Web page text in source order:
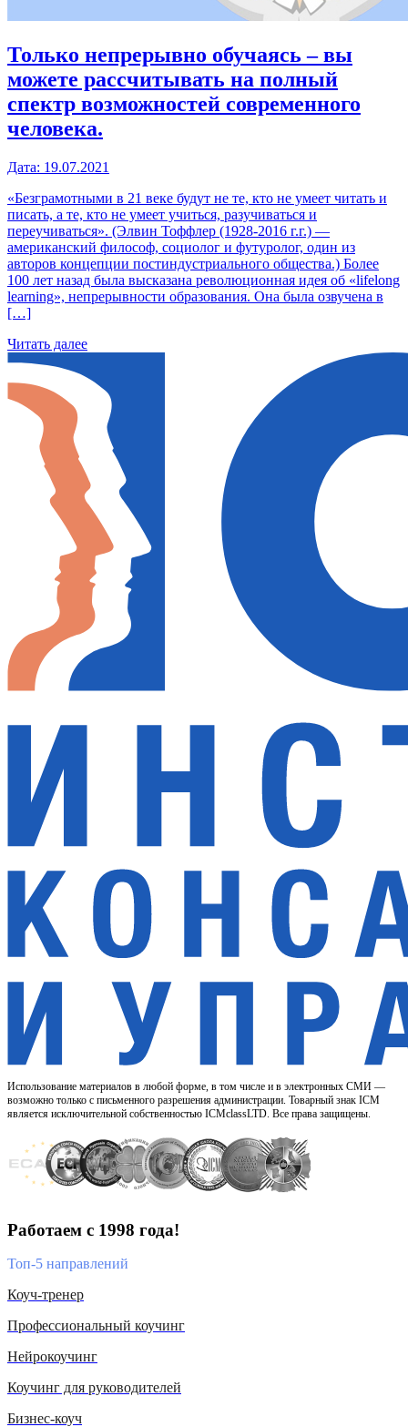
Только непрерывно обучаясь – вы
можете рассчитывать на полный
спектр возможностей современного
человека.
Дата: 19.07.2021
«Безграмотными в 21 веке будут не те, кто не умеет читать и
писать, а те, кто не умеет учиться, разучиваться и
переучиваться». (Элвин Тоффлер (1928-2016 г.г.) —
американский философ, социолог и футуролог, один из
авторов концепции постиндустриального общества.) Более
100 лет назад была высказана революционная идея об «lifelong
learning», непрерывности образования. Она была озвучена в
[…]
Читать далее
Использование материалов в любой форме, в том числе и в электронных СМИ —
возможно только с письменного разрешения администрации. Товарный знак ICM
является исключительной собственностью ICMclassLTD. Все права защищены.
Работаем с 1998 года!
Топ-5 направлений
Коуч-тренер
Профессиональный коучинг
Нейрокоучинг
Коучинг для руководителей
Бизнес-коуч